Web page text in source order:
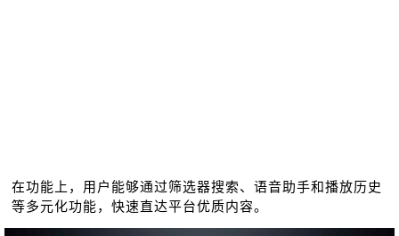
在功能上，用户能够通过筛选器搜索、语音助手和播放历史
等多元化功能，快速直达平台优质内容。